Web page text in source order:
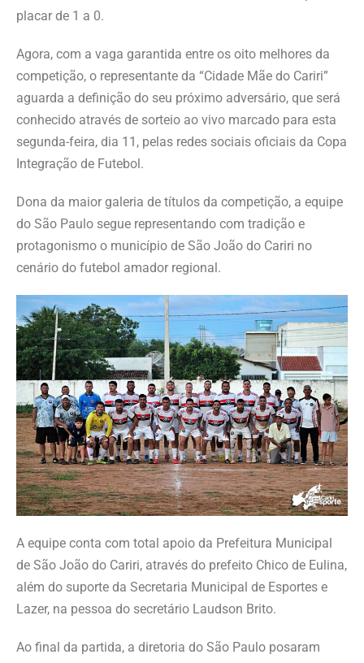
placar de 1 a 0.
Agora, com a vaga garantida entre os oito melhores da
competição, o representante da “Cidade Mãe do Cariri”
aguarda a definição do seu próximo adversário, que será
conhecido através de sorteio ao vivo marcado para esta
segunda-feira, dia 11, pelas redes sociais oficiais da Copa
Integração de Futebol.
Dona da maior galeria de títulos da competição, a equipe
do São Paulo segue representando com tradição e
protagonismo o município de São João do Cariri no
cenário do futebol amador regional.
A equipe conta com total apoio da Prefeitura Municipal
de São João do Cariri, através do prefeito Chico de Eulina,
além do suporte da Secretaria Municipal de Esportes e
Lazer, na pessoa do secretário Laudson Brito.
Ao final da partida, a diretoria do São Paulo posaram